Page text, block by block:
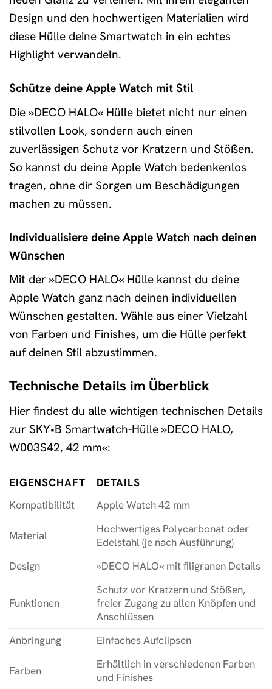
Design und den hochwertigen Materialien wird
diese Hülle deine Smartwatch in ein echtes
Highlight verwandeln.
Schütze deine Apple Watch mit Stil
Die »DECO HALO« Hülle bietet nicht nur einen
stilvollen Look, sondern auch einen
zuverlässigen Schutz vor Kratzern und Stößen.
So kannst du deine Apple Watch bedenkenlos
tragen, ohne dir Sorgen um Beschädigungen
machen zu müssen.
Individualisiere deine Apple Watch nach deinen
Wünschen
Mit der »DECO HALO« Hülle kannst du deine
Apple Watch ganz nach deinen individuellen
Wünschen gestalten. Wähle aus einer Vielzahl
von Farben und Finishes, um die Hülle perfekt
auf deinen Stil abzustimmen.
Technische Details im Überblick
Hier findest du alle wichtigen technischen Details
zur SKY•B Smartwatch-Hülle »DECO HALO,
W003S42, 42 mm«:
EIGENSCHAFT
DETAILS
Kompatibilität
Apple Watch 42 mm
Material
Hochwertiges Polycarbonat oder
Edelstahl (je nach Ausführung)
Design
»DECO HALO« mit filigranen Details
Funktionen
Schutz vor Kratzern und Stößen,
freier Zugang zu allen Knöpfen und
Anschlüssen
Anbringung
Einfaches Aufclipsen
Farben
Erhältlich in verschiedenen Farben
und Finishes